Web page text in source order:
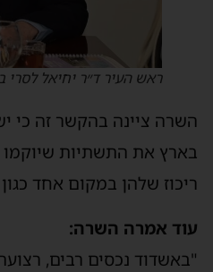
ראש העיר ד״ר יחיאל לסרי
ציינה בהקשר זה כי יש
את התשתיות שיוקמו
שלהן במקום אחד כגון
אמרה השרה:
נכסים רבים, רצועת